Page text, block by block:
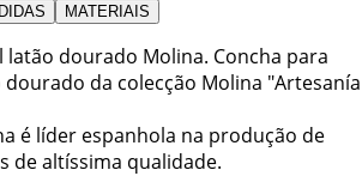
MATERIAIS
latão dourado Molina. Concha para
da colecção Molina "Artesanía
é líder espanhola na produção de
de altíssima qualidade.